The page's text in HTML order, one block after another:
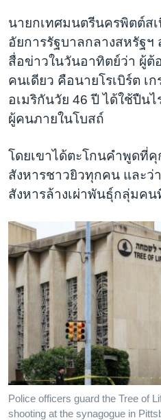
นายกเทศมนตรีนครพิตต์ส
อัยการรัฐบาลกลางสหรัฐฯ
สื่อข่าวในวันอาทิตย์ว่า ผู้ต้
คนเดียว คือนายโรเบิร์ต เ
อเมริกันวัย 46 ปี ได้ใช้ปืนไ
ผู้คนภายในโบสถ์
โดยเขาได้ตะโกนคำพูดที่
สังหารชาวยิวทุกคน และว่
สังหารล้างเผ่าพันธุ์กลุ่มค
Police officers guard the Tree of
shooting at the synagogue in